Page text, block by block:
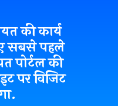
की कार्य
सबसे पहले
पोर्टल की
पर विजिट